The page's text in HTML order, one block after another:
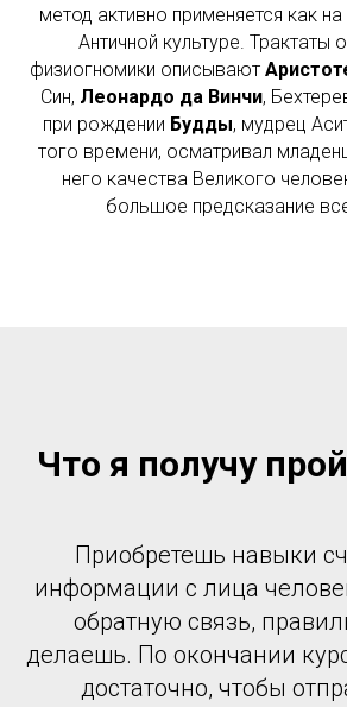
метод активно применяется как на
Античной культуре. Трактаты
физиогномики описывают
Син, Леонардо да Винчи,
при рождении Будды, мудрец
того времени, осматривал
него качества Великого
большое предсказание
Что я получу
Приобретешь навыки
информации с лица
обратную связь,
делаешь. По окончании
достаточно, чтобы